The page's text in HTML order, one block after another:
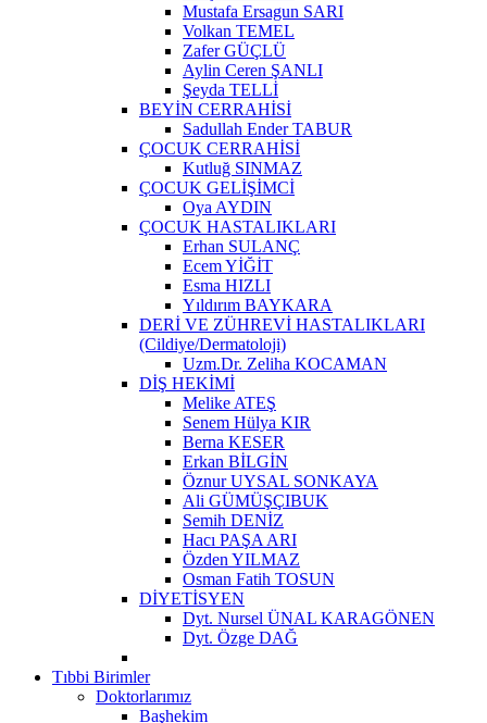
Mustafa Ersagun SARI
Volkan TEMEL
Zafer GÜÇLÜ
Aylin Ceren ŞANLI
Şeyda TELLİ
BEYİN CERRAHİSİ
Sadullah Ender TABUR
ÇOCUK CERRAHİSİ
Kutluğ SINMAZ
ÇOCUK GELİŞİMCİ
Oya AYDIN
ÇOCUK HASTALIKLARI
Erhan SULANÇ
Ecem YİĞİT
Esma HIZLI
Yıldırım BAYKARA
DERİ VE ZÜHREVİ HASTALIKLARI
(Cildiye/Dermatoloji)
Uzm.Dr. Zeliha KOCAMAN
DİŞ HEKİMİ
Melike ATEŞ
Senem Hülya KIR
Berna KESER
Erkan BİLGİN
Öznur UYSAL SONKAYA
Ali GÜMÜŞÇIBUK
Semih DENİZ
Hacı PAŞA ARI
Özden YILMAZ
Osman Fatih TOSUN
DİYETİSYEN
Dyt. Nursel ÜNAL KARAGÖNEN
Dyt. Özge DAĞ
Tıbbi Birimler
Doktorlarımız
Başhekim